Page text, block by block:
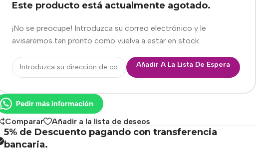
Este producto está actualmente agotado.
¡No se preocupe! Introduzca su correo electrónico y le
avisaremos tan pronto como vuelva a estar en stock.
Añadir A La Lista De Espera
Pedir más información
Comparar Añadir a la lista de deseos
5% de Descuento pagando con transferencia
bancaria.